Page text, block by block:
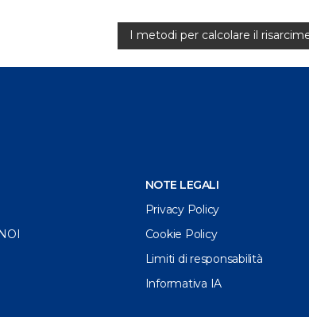
I metodi per calcolare il
NOTE LEGALI
Privacy Policy
Cookie Policy
Limiti di responsabilità
Informativa IA